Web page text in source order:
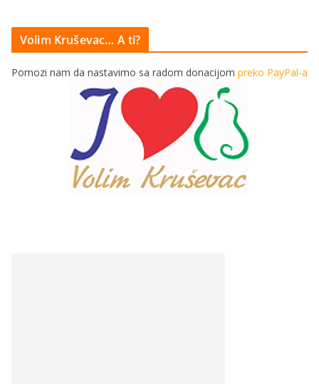
Volim Kruševac… A ti?
Pomozi nam da nastavimo sa radom donacijom preko PayPal-a